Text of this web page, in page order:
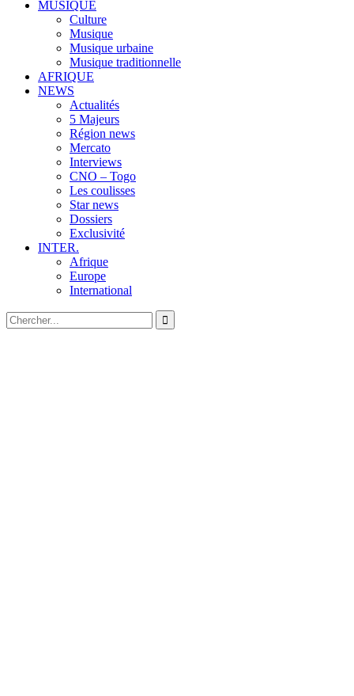
MUSIQUE
Culture
Musique
Musique urbaine
Musique traditionnelle
AFRIQUE
NEWS
Actualités
5 Majeurs
Région news
Mercato
Interviews
CNO – Togo
Les coulisses
Star news
Dossiers
Exclusivité
INTER.
Afrique
Europe
International